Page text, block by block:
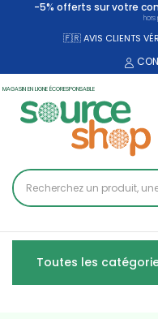
-5% offerts sur votre
hors
🇫🇷 AVIS CLIENTS
MAGASIN EN LIGNE ÉCORESPONSABLE
Toutes les